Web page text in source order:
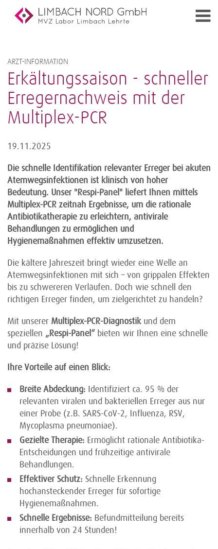
ARZT-INFORMATION
Erkältungssaison - schneller
Erregernachweis mit der
Multiplex-PCR
19.11.2025
Die schnelle Identifikation relevanter Erreger bei akuten
Atemwegsinfektionen ist klinisch von hoher
Bedeutung. Unser "Respi-Panel" liefert Ihnen mittels
Multiplex-PCR zeitnah Ergebnisse, um die rationale
Antibiotikatherapie zu erleichtern, antivirale
Behandlungen zu ermöglichen und
Hygienemaßnahmen effektiv umzusetzen.
Die kältere Jahreszeit bringt wieder eine Welle an
Atemwegsinfektionen mit sich – von grippalen Effekten
bis zu schwereren Verläufen. Doch wie schnell den
richtigen Erreger finden, um zielgerichtet zu handeln?
Mit unserer Multiplex-PCR-Diagnostikund dem
speziellen „Respi-Panel“ bieten wir Ihnen eine schnelle
und präzise Lösung!
Ihre Vorteile auf einen Blick:
Breite Abdeckung: Identifiziert ca. 95 % der
relevanten viralen und bakteriellen Erreger aus nur
einer Probe (z.B. SARS-CoV-2, Influenza, RSV,
Mycoplasma pneumoniae).
Gezielte Therapie: Ermöglicht rationale Antibiotika-
Entscheidungen und frühzeitige antivirale
Behandlungen.
Effektiver Schutz: Schnelle Erkennung
hochansteckender Erreger für sofortige
Hygienemaßnahmen.
Schnelle Ergebnisse: Befundmitteilung bereits
innerhalb von 24 Stunden!